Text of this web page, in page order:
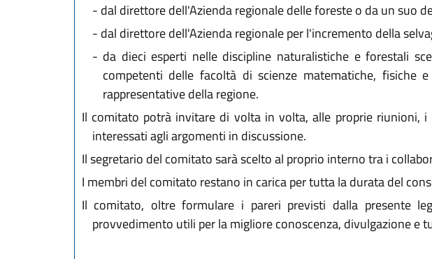
- dal direttore dell'Azienda regionale delle foreste o da un suo
- dal direttore dell'Azienda regionale per l'incremento della
- da dieci esperti nelle discipline naturalistiche e forestali
competenti delle facoltà di scienze matematiche, fisiche
rappresentative della regione.
Il comitato potrà invitare di volta in volta, alle proprie riunioni,
interessati agli argomenti in discussione.
Il segretario del comitato sarà scelto al proprio interno tra i
I membri del comitato restano in carica per tutta la durata del
Il comitato, oltre formulare i pareri previsti dalla presente
provvedimento utili per la migliore conoscenza, divulgazione e